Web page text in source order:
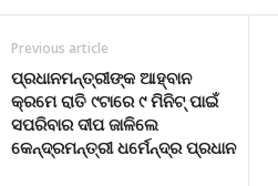
Previous article
ପ୍ରଧାନମନ୍ତ୍ରୀଙ୍କ ଆହ୍ବାନ
କ୍ରମେ ରାତି ୯ଟାରେ ୯ ମିନିଟ୍ ପାଇଁ
ସପରିବାର ଦୀପ ଜାଳିଲେ
କେନ୍ଦ୍ରମନ୍ତ୍ରୀ ଧର୍ମେନ୍ଦ୍ର ପ୍ରଧାନ